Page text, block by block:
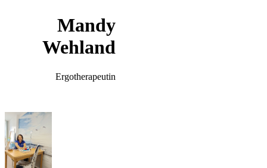
Mandy
Wehland
Ergotherapeutin